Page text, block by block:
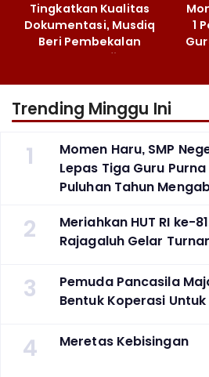
Tingkatkan Kualitas
Dokumentasi, Musdiq
Beri Pembekalan
Fotografi ‎
1
Trending Minggu Ini
1
Momen Haru, SMP
Lepas Tiga Guru
Puluhan Tahun
2
Meriahkan HUT RI ke-
Rajagaluh Gelar
3
Pemuda Pancasila
Bentuk Koperasi Untuk
4 Meretas Kebisingan